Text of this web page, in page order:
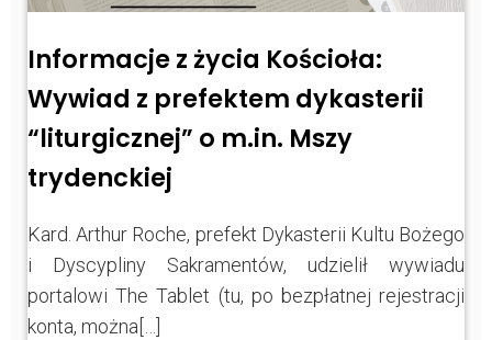
Informacje z życia Kościoła:
Wywiad z prefektem dykasterii
“liturgicznej” o m.in. Mszy
trydenckiej
Kard. Arthur Roche, prefekt Dykasterii Kultu Bożego
i Dyscypliny Sakramentów, udzielił wywiadu
portalowi The Tablet (tu, po bezpłatnej rejestracji
konta, można[…]